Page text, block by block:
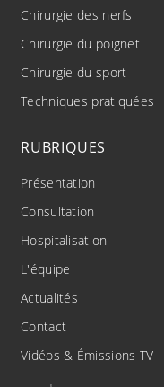
Chirurgie des nerfs
Chirurgie du poignet
Chirurgie du sport
Techniques pratiquées
RUBRIQUES
Présentation
Consultation
Hospitalisation
L'équipe
Actualités
Contact
Vidéos & Émissions TV